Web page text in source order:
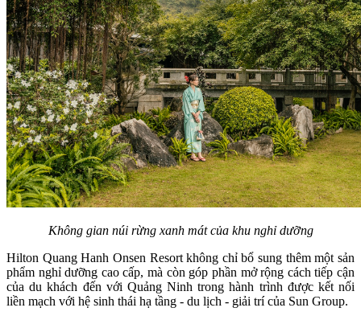
Không gian núi rừng xanh mát của khu nghỉ dưỡng
Hilton Quang Hanh Onsen Resort không chỉ bổ sung thêm một sản
phẩm nghỉ dưỡng cao cấp, mà còn góp phần mở rộng cách tiếp cận
của du khách đến với Quảng Ninh trong hành trình được kết nối
liền mạch với hệ sinh thái hạ tầng - du lịch - giải trí của Sun Group.